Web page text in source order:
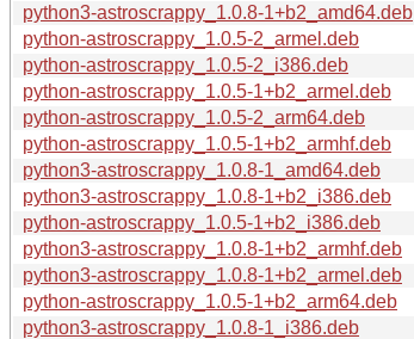
python3-astroscrappy_1.0.8-1+b2_amd64.deb
python-astroscrappy_1.0.5-2_armel.deb
python-astroscrappy_1.0.5-2_i386.deb
python-astroscrappy_1.0.5-1+b2_armel.deb
python-astroscrappy_1.0.5-2_arm64.deb
python-astroscrappy_1.0.5-1+b2_armhf.deb
python3-astroscrappy_1.0.8-1_amd64.deb
python3-astroscrappy_1.0.8-1+b2_i386.deb
python-astroscrappy_1.0.5-1+b2_i386.deb
python3-astroscrappy_1.0.8-1+b2_armhf.deb
python3-astroscrappy_1.0.8-1+b2_armel.deb
python-astroscrappy_1.0.5-1+b2_arm64.deb
python3-astroscrappy_1.0.8-1_i386.deb